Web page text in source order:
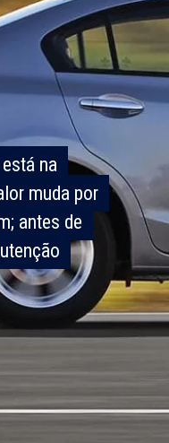
na
muda por
antes de
na
muda por
antes de